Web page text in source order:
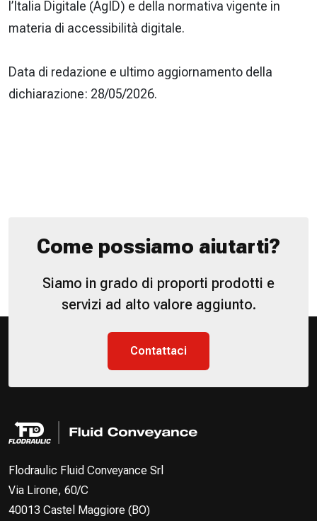
l’Italia Digitale (AgID) e della normativa vigente in
materia di accessibilità digitale.
Data di redazione e ultimo aggiornamento della
dichiarazione: 28/05/2026.
Come possiamo aiutarti?
Siamo in grado di proporti prodotti e
servizi ad alto valore aggiunto.
Contattaci
Flodraulic Fluid Conveyance Srl
Via Lirone, 60/C
40013 Castel Maggiore (BO)